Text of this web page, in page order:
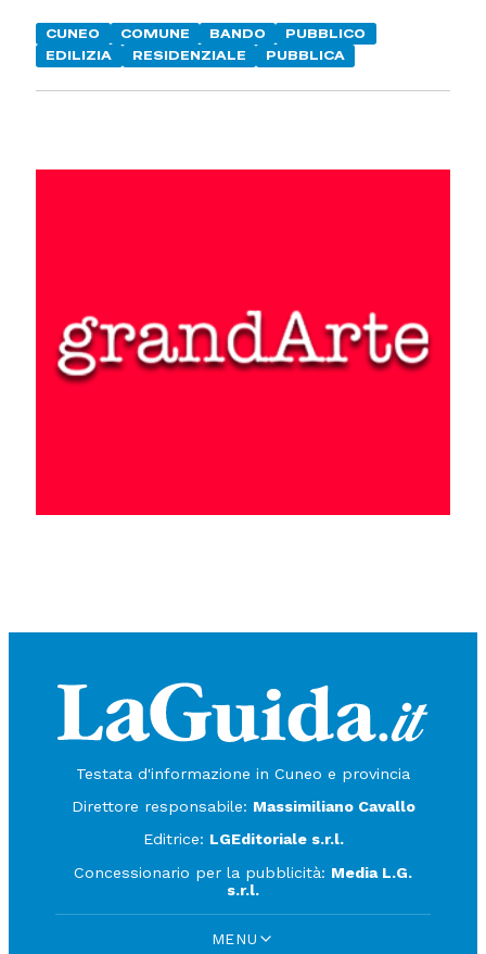
CUNEO COMUNE BANDO
PUBBLICO
EDILIZIA
RESIDENZIALE PUBBLICA
Testata d'informazione in Cuneo e provincia
Direttore responsabile: Massimiliano Cavallo
Editrice: LGEditoriale s.r.l.
Concessionario per la pubblicità: Media L.G.
s.r.l.
MENU